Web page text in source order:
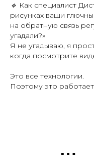
🔹 Как специалист
рисунках ваши
на обратную связь
угадали?»
Я не угадываю, я
когда посмотрите
Это все технологии.
Поэтому это